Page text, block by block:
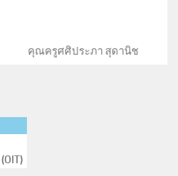
า สุดานิช คุณครูกร